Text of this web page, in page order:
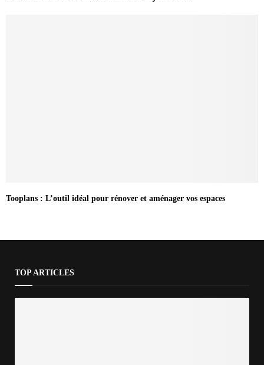
Tooplans : L’outil idéal pour rénover et aménager vos espaces
TOP ARTICLES